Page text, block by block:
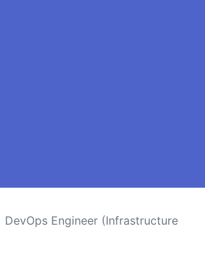
DevOps Engineer (Infrastructure